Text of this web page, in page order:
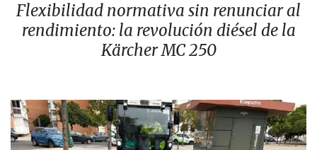
Flexibilidad normativa sin renunciar al
rendimiento: la revolución diésel de la
Kärcher MC 250